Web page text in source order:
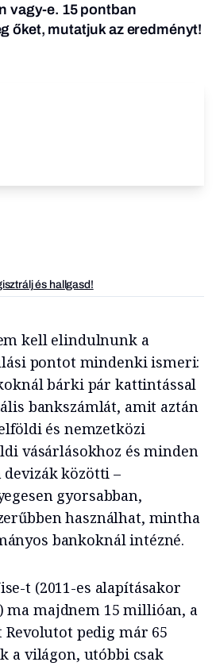
vagy-e. 15 pontban
őket, mutatjuk az eredményt!
és hallgasd!
kell elindulnunk a
pontot mindenki ismeri:
bárki pár kattintással
bankszámlát, amit aztán
és nemzetközi
vásárlásokhoz és minden
devizák közötti –
gyorsabban,
használhat, mintha
bankoknál intézné.
t (2011-es alapításakor
ma majdnem 15 millióan, a
pedig már 65
a világon, utóbbi csak